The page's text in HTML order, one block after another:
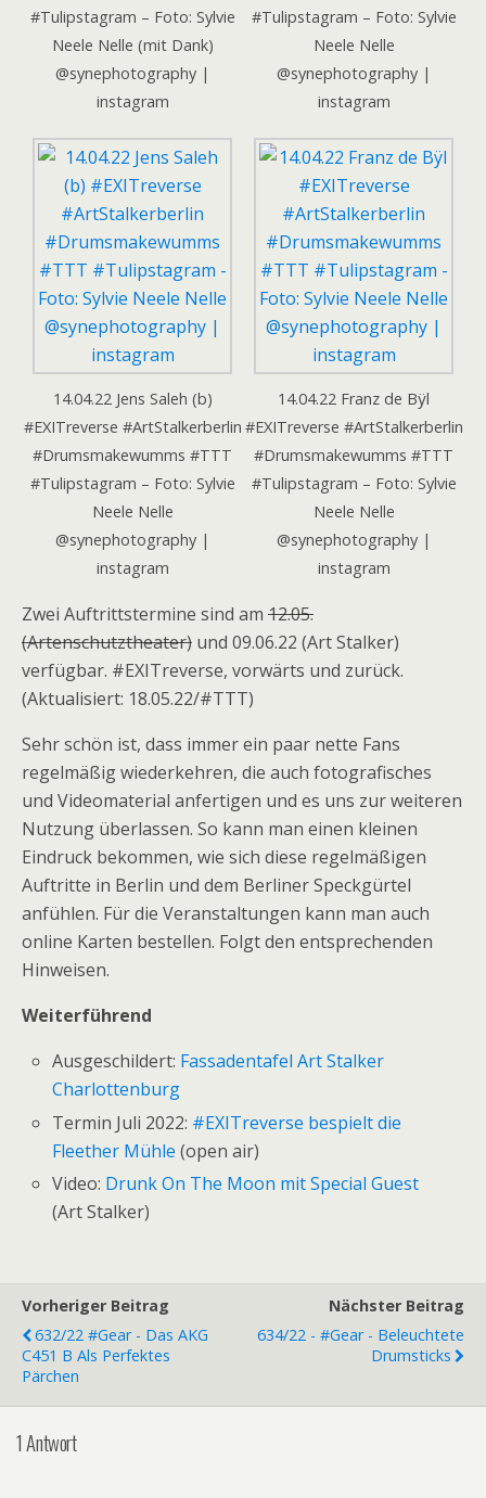
#Tulipstagram – Foto: Sylvie
Neele Nelle (mit Dank)
@synephotography |
instagram
#Tulipstagram – Foto: Sylvie
Neele Nelle
@synephotography |
instagram
14.04.22 Jens Saleh (b)
#EXITreverse #ArtStalkerberlin
#Drumsmakewumms #TTT
#Tulipstagram – Foto: Sylvie
Neele Nelle
@synephotography |
instagram
14.04.22 Franz de Bÿl
#EXITreverse #ArtStalkerberlin
#Drumsmakewumms #TTT
#Tulipstagram – Foto: Sylvie
Neele Nelle
@synephotography |
instagram
Zwei Auftrittstermine sind am 12.05.
(Artenschutztheater) und 09.06.22 (Art Stalker)
verfügbar. #EXITreverse, vorwärts und zurück.
(Aktualisiert: 18.05.22/#TTT)
Sehr schön ist, dass immer ein paar nette Fans
regelmäßig wiederkehren, die auch fotografisches
und Videomaterial anfertigen und es uns zur weiteren
Nutzung überlassen. So kann man einen kleinen
Eindruck bekommen, wie sich diese regelmäßigen
Auftritte in Berlin und dem Berliner Speckgürtel
anfühlen. Für die Veranstaltungen kann man auch
online Karten bestellen. Folgt den entsprechenden
Hinweisen.
Weiterführend
Ausgeschildert: Fassadentafel Art Stalker
Charlottenburg
Termin Juli 2022: #EXITreverse bespielt die
Fleether Mühle (open air)
Video: Drunk On The Moon mit Special Guest
(Art Stalker)
Vorheriger Beitrag
632/22 #Gear - Das AKG
C451 B Als Perfektes
Pärchen
Nächster Beitrag
634/22 - #Gear - Beleuchtete
Drumsticks
1 Antwort